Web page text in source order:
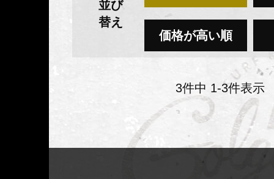
並び
替え
価格が高い順
3件中 1-3件表示